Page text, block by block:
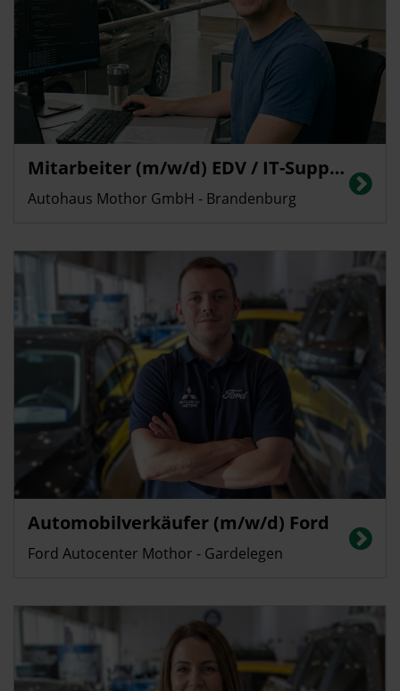
Mitarbeiter (m/w/d) EDV / IT-Support
Autohaus Mothor GmbH - Brandenburg
Automobilverkäufer (m/w/d) Ford
Ford Autocenter Mothor - Gardelegen